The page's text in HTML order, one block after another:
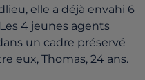
elle a déjà envahi 6
4 jeunes agents
un cadre préservé
eux, Thomas, 24 ans.